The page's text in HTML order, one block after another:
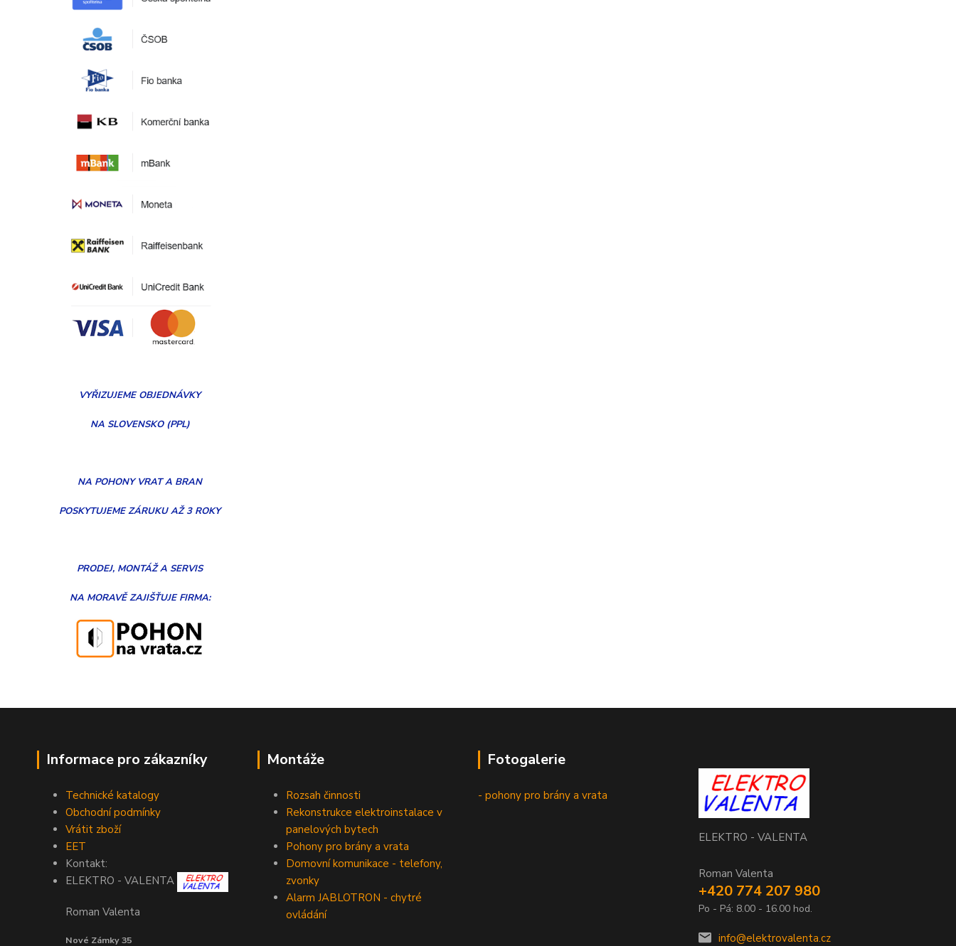
VYŘIZUJEMEOBJEDNÁVKY
NA SLOVENSKO (PPL)
NA POHONY VRAT A BRAN
POSKYTUJEME ZÁRUKU AŽ 3 ROKY
PRODEJ, MONTÁŽA SERVIS
NA MORAVĚZAJIŠŤUJE FIRMA:
Informace pro zákazníky
Technické katalogy
Obchodní podmínky
Vrátit zboží
EET
Kontakt:
ELEKTRO - VALENTA
Roman Valenta
Nové Zámky 35
Montáže
Rozsah činnosti
Rekonstrukce elektroinstalace v
panelových bytech
Pohony pro brány a vrata
Domovní komunikace - telefony,
zvonky
Alarm JABLOTRON - chytré
ovládání
Fotogalerie
- pohony pro brány a vrata
ELEKTRO - VALENTA
Roman Valenta
+420 774 207 980
Po - Pá: 8.00 - 16.00 hod.
info@elektrovalenta.cz